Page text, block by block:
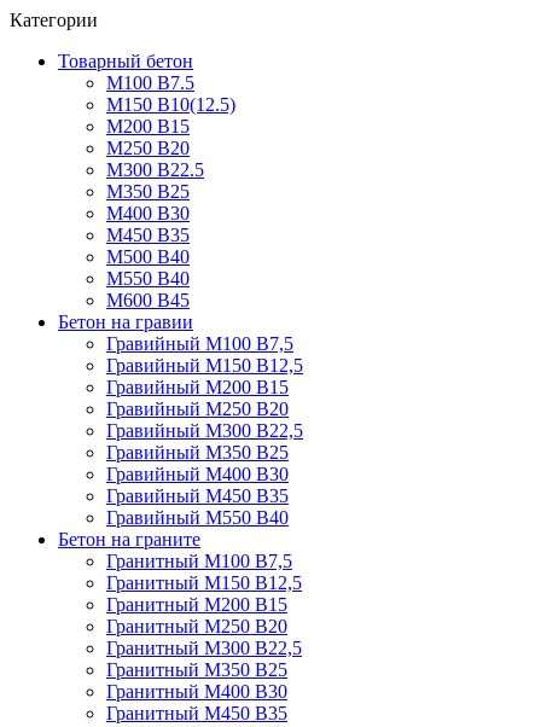
Категории
Товарный бетон
М100 В7.5
М150 В10(12.5)
М200 В15
М250 В20
М300 В22.5
М350 В25
М400 В30
М450 В35
М500 В40
М550 В40
М600 В45
Бетон на гравии
Гравийный М100 В7,5
Гравийный М150 В12,5
Гравийный М200 В15
Гравийный М250 В20
Гравийный М300 В22,5
Гравийный М350 В25
Гравийный М400 В30
Гравийный М450 В35
Гравийный М550 В40
Бетон на граните
Гранитный М100 В7,5
Гранитный М150 В12,5
Гранитный М200 В15
Гранитный М250 В20
Гранитный М300 В22,5
Гранитный М350 В25
Гранитный М400 В30
Гранитный М450 В35